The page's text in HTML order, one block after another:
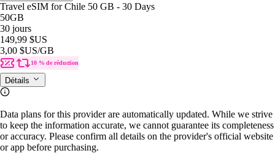
Travel eSIM for Chile 50 GB - 30 Days
50GB
30 jours
149,99 $US
3,00 $US/GB
10 % de réduction
Détails
Data plans for this provider are automatically updated. While we strive
to keep the information accurate, we cannot guarantee its completeness
or accuracy. Please confirm all details on the provider's official website
or app before purchasing.